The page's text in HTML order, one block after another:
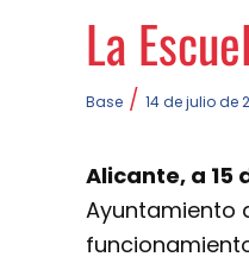
La
Base / 14 de julio de
Alicante, a 15
Ayuntamiento